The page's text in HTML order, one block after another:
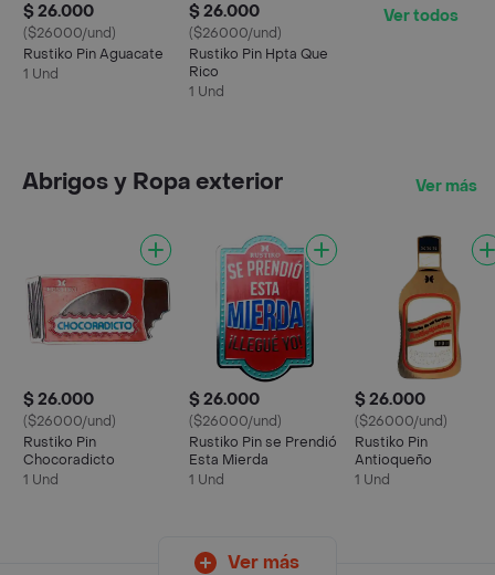
$ 26.000
($26000/und)
Rustiko Pin Aguacate
1 Und
$ 26.000
($26000/und)
Rustiko Pin Hpta Que
Rico
1 Und
Ver todos
Abrigos y Ropa exterior Ver más
$ 26.000
($26000/und)
Rustiko Pin
Chocoradicto
1 Und
$ 26.000
($26000/und)
Rustiko Pin se Prendió
Esta Mierda
1 Und
$ 26.000
($26000/und)
Rustiko Pin
Antioqueño
1 Und
Ver más